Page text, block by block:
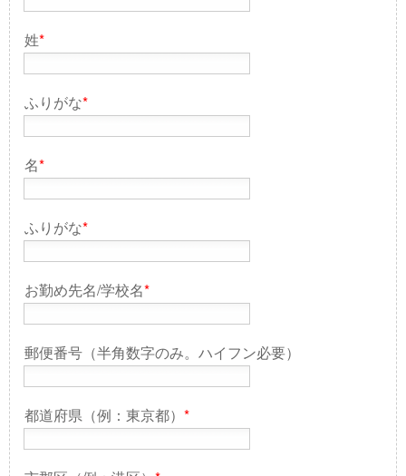
姓*
ふりがな*
名*
ふりがな*
お勤め先名/学校名*
郵便番号（半角数字のみ。ハイフン必要）
都道府県（例：東京都） *